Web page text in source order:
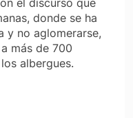
donde se ha
y no aglomerarse,
más de 700
albergues.